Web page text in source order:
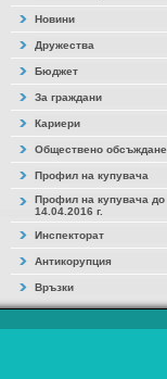
Новини
Дружества
Бюджет
За граждани
Кариери
Обществено обсъждане
Профил на купувача
Профил на купувача до
14.04.2016 г.
Инспекторат
Антикорупция
Връзки